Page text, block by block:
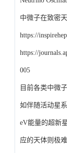
中微子在致密
https://
https://
005
目前各类中微
如伴随活动星
eV能量的超新
应的天体则极